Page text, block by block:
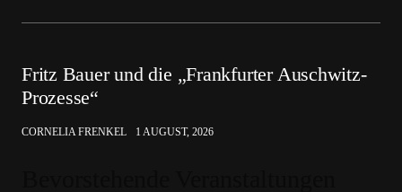
Fritz Bauer und die „Frankfurter Auschwitz-
Prozesse“
CORNELIA FRENKEL 1 AUGUST, 2026